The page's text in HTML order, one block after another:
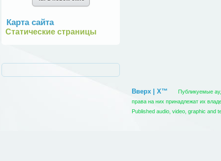
Карта сайта
Статические страницы
Вверх | X™
Публикуемые
права на них принадлежат их
Published audio, video, graphic